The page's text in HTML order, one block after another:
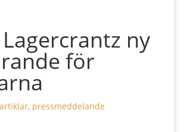
ny
för
artiklar, pressmeddelande